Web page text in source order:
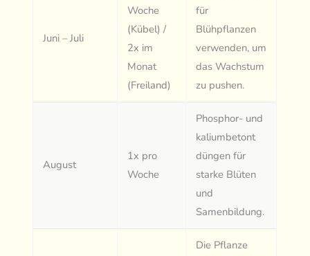
Juni – Juli
Woche
(Kübel) /
2x im
Monat
(Freiland)
für
Blühpflanzen
verwenden, um
das Wachstum
zu pushen.
August
1x pro
Woche
Phosphor- und
kaliumbetont
düngen für
starke Blüten
und
Samenbildung.
Die Pflanze